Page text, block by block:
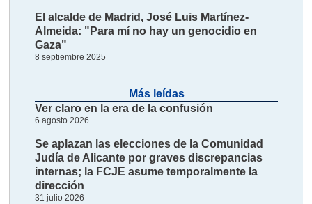
El alcalde de Madrid, José Luis Martínez-
Almeida: "Para mí no hay un genocidio en
Gaza"
8 septiembre 2025
Más leídas
Ver claro en la era de la confusión
6 agosto 2026
Se aplazan las elecciones de la Comunidad
Judía de Alicante por graves discrepancias
internas; la FCJE asume temporalmente la
dirección
31 julio 2026